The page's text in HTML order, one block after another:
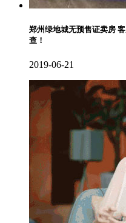
郑州绿地城无预售证卖房
查！
2019-06-21